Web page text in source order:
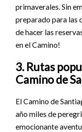
primaverales. Sin
preparado para las
de hacer las
en el Camino!
3. Rutas
Camino de
El Camino de
año miles de
emocionante